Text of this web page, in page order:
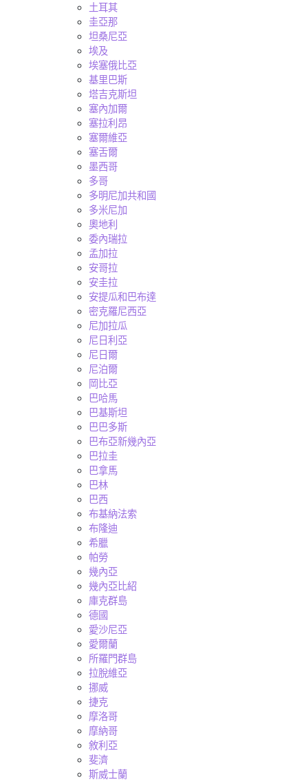
土耳其
圭亞那
坦桑尼亞
埃及
埃塞俄比亞
基里巴斯
塔吉克斯坦
塞內加爾
塞拉利昂
塞爾維亞
塞舌爾
墨西哥
多哥
多明尼加共和國
多米尼加
奧地利
委內瑞拉
孟加拉
安哥拉
安圭拉
安提瓜和巴布達
密克羅尼西亞
尼加拉瓜
尼日利亞
尼日爾
尼泊爾
岡比亞
巴哈馬
巴基斯坦
巴巴多斯
巴布亞新幾內亞
巴拉圭
巴拿馬
巴林
巴西
布基納法索
布隆迪
希臘
帕勞
幾內亞
幾內亞比紹
庫克群島
德國
愛沙尼亞
愛爾蘭
所羅門群島
拉脫維亞
挪威
捷克
摩洛哥
摩納哥
敘利亞
斐濟
斯威士蘭